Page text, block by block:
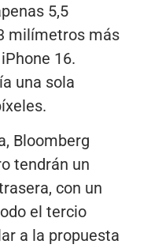
5,5
milímetros más
16.
una sola
Bloomberg
tendrán un
con un
el tercio
a la propuesta